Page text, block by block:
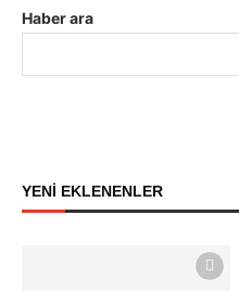
Haber ara
YENİ EKLENENLER